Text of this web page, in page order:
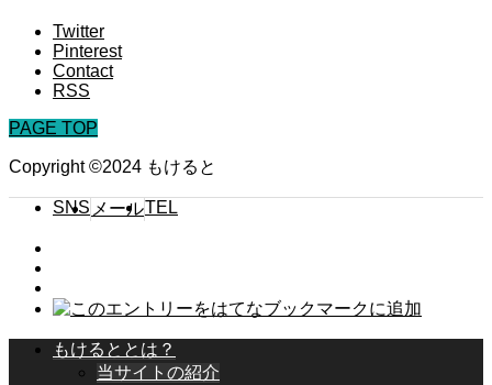
Twitter
Pinterest
Contact
RSS
PAGE TOP
Copyright ©2024 もけると
SNS メールTEL
もけるととは？
当サイトの紹介